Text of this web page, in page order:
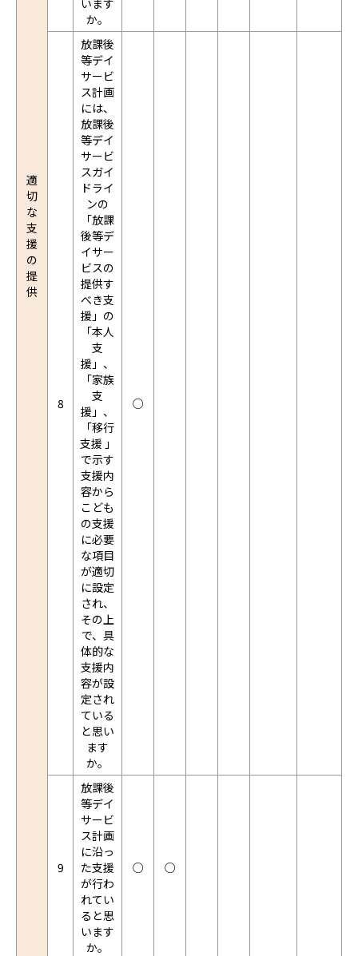
適
切
な
支
援
の
提
供
います
か。
8
放課後
等デイ
サービ
ス計画
には、
放課後
等デイ
サービ
スガイ
ドライ
ンの
「放課
後等デ
イサー
ビスの
提供す
べき支
援」の
「本人
支
援」、
「家族
支
援」、
「移行
支援 」
で示す
支援内
容から
こども
の支援
に必要
な項目
が適切
に設定
され、
その上
で、具
体的な
支援内
容が設
定され
ている
と思い
ます
か。
○
9
放課後
等デイ
サービ
ス計画
に沿っ
た支援
が行わ
れてい
ると思
います
か。
○ ○